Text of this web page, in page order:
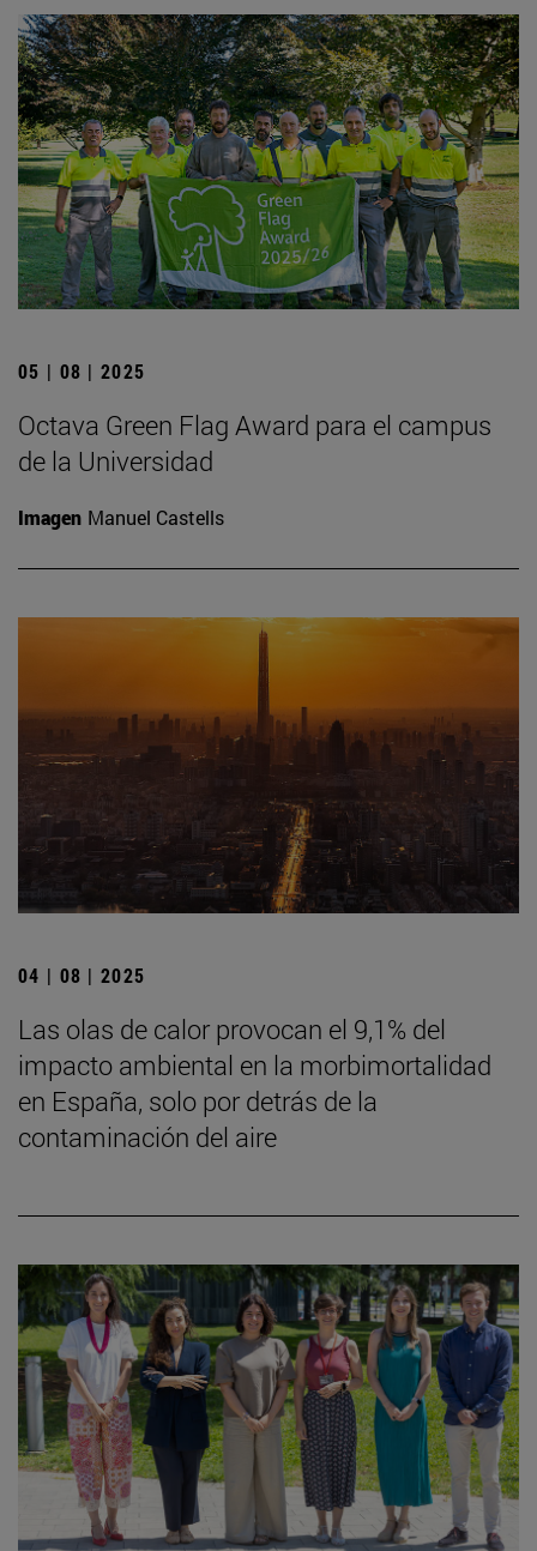
05 | 08 | 2025
Octava Green Flag Award para el campus
de la Universidad
Imagen Manuel Castells
04 | 08 | 2025
Las olas de calor provocan el 9,1% del
impacto ambiental en la morbimortalidad
en España, solo por detrás de la
contaminación del aire